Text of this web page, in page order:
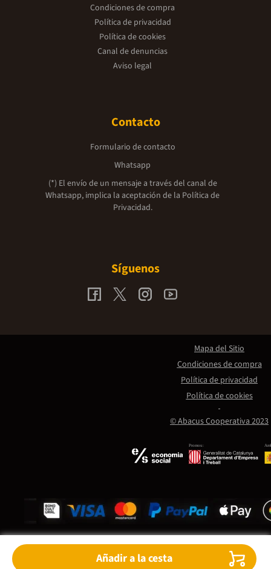
Añadir a la cesta
Condiciones de compra
Política de privacidad
Política de cookies
Canal de denuncias
Aviso legal
Contacto
Formulario de contacto
Whatsapp
(*) El envío de un mensaje a través del canal de
Whatsapp, implica la aceptación de la Política de
Privacidad.
Síguenos
Promou:
© Abacus Cooperativa 2023
Mapa del Sitio
Condiciones de compra
Política de privacidad
Política de cookies